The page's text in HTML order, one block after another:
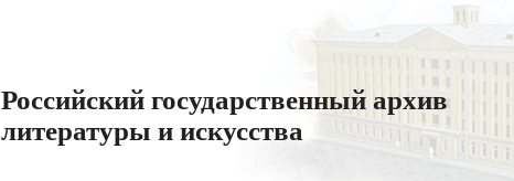
Российский государственный архив
литературы и искусства